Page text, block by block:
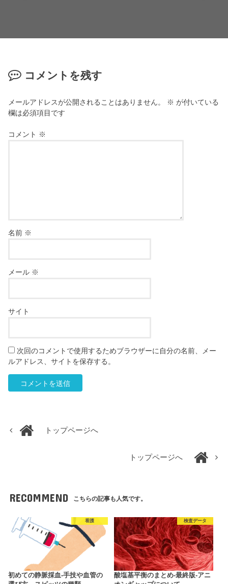
コメントを残す
メールアドレスが公開されることはありません。 ※ が付いている
欄は必須項目です
コメント ※
名前 ※
メール ※
サイト
次回のコメントで使用するためブラウザーに自分の名前、メー
ルアドレス、サイトを保存する。
トップページへ
トップページへ
RECOMMEND こちらの記事も人気です。
看護
初めての静脈採血‐手技や血管の
検査データ
酸塩基平衡のまとめ-最終版-アニ